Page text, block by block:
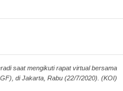
saat mengikuti rapat virtual bersama
di Jakarta, Rabu (22/7/2020). (KOI)